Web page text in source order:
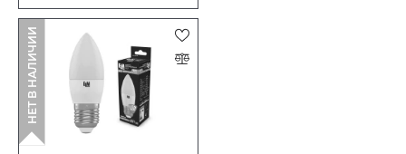
НЕТ В НАЛИЧИИ